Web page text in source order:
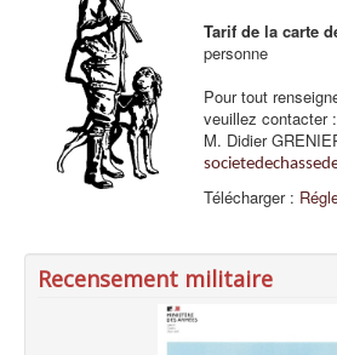
Tarif de la carte
personne
Pour tout
veuillez contacter :
M. Didier
Télécharger :
Recensement militaire